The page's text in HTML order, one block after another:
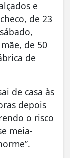
e
de 23
de 50
de
de casa às
depois
o risco
meia-